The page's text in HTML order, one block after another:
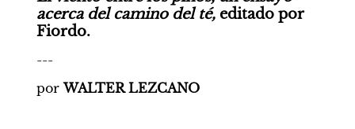
acerca del camino del té, editado por
Fiordo.
---
por WALTER LEZCANO